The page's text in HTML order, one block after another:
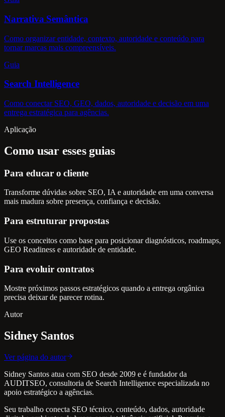
Narrativa Semântica
Como organizar entidade, contexto, autoridade e conteúdo para
tornar marcas mais compreensíveis.
Guia
Search Intelligence
Como conectar SEO, GEO, dados, autoridade e decisão em uma
entrega estratégica para agências.
Aplicação
Como usar esses guias
Para educar o cliente
Transforme dúvidas sobre SEO, IA e autoridade em uma conversa
mais madura sobre presença, confiança e decisão.
Para estruturar propostas
Use os conceitos como base para posicionar diagnósticos, roadmaps,
GEO Readiness e autoridade de entidade.
Para evoluir contratos
Mostre próximos passos estratégicos quando a entrega orgânica
precisa deixar de parecer rotina.
Autor
Sidney Santos
Ver página do autor
Sidney Santos atua com SEO desde 2009 e é fundador da
AUDITSEO, consultoria de Search Intelligence especializada no
apoio estratégico a agências.
Seu trabalho conecta SEO técnico, conteúdo, dados, autoridade